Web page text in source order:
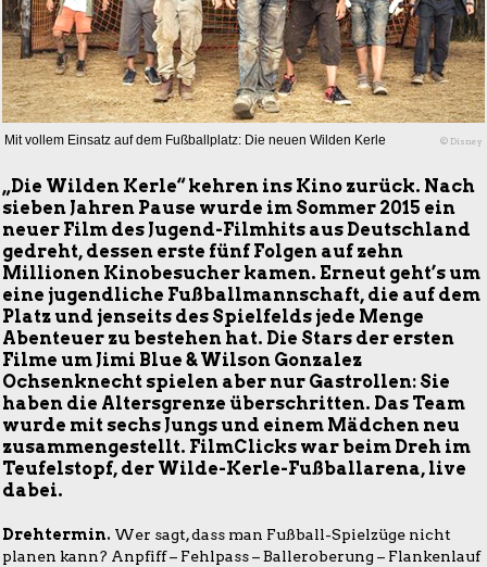
Mit vollem Einsatz auf dem Fußballplatz: Die neuen Wilden Kerle © Disney
„Die Wilden Kerle“ kehren ins Kino zurück. Nach
sieben Jahren Pause wurde im Sommer 2015 ein
neuer Film des Jugend-Filmhits aus Deutschland
gedreht, dessen erste fünf Folgen auf zehn
Millionen Kinobesucher kamen. Erneut geht’s um
eine jugendliche Fußballmannschaft, die auf dem
Platz und jenseits des Spielfelds jede Menge
Abenteuer zu bestehen hat. Die Stars der ersten
Filme um Jimi Blue & Wilson Gonzalez
Ochsenknecht spielen aber nur Gastrollen: Sie
haben die Altersgrenze überschritten. Das Team
wurde mit sechs Jungs und einem Mädchen neu
zusammengestellt. FilmClicks war beim Dreh im
Teufelstopf, der Wilde-Kerle-Fußballarena, live
dabei.
Drehtermin. Wer sagt, dass man Fußball-Spielzüge nicht
planen kann? Anpfiff – Fehlpass – Balleroberung – Flankenlauf